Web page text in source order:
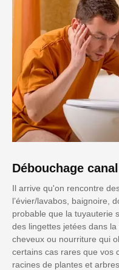
Débouchage
Il arrive qu'on rencontre
l’évier/lavabos, baignoire,
probable que la tuyauterie
des lingettes jetées dans
cheveux ou nourriture qui
certains cas rares que vos
racines de plantes et arbres.